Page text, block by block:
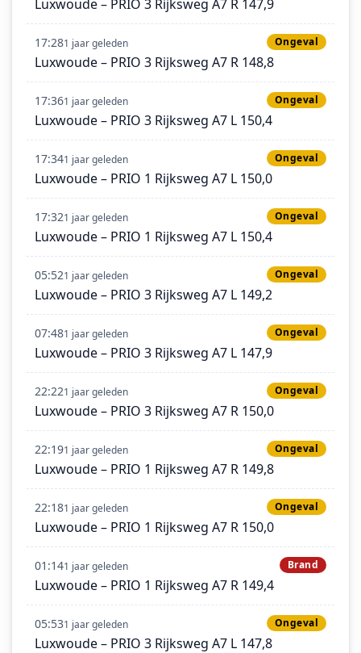
Luxwoude – PRIO 3 Rijksweg A7 R 147,9
17:281 jaar geleden Ongeval
Luxwoude – PRIO 3 Rijksweg A7 R 148,8
17:361 jaar geleden Ongeval
Luxwoude – PRIO 3 Rijksweg A7 L 150,4
17:341 jaar geleden Ongeval
Luxwoude – PRIO 1 Rijksweg A7 L 150,0
17:321 jaar geleden Ongeval
Luxwoude – PRIO 1 Rijksweg A7 L 150,4
05:521 jaar geleden Ongeval
Luxwoude – PRIO 3 Rijksweg A7 L 149,2
07:481 jaar geleden Ongeval
Luxwoude – PRIO 3 Rijksweg A7 L 147,9
22:221 jaar geleden Ongeval
Luxwoude – PRIO 3 Rijksweg A7 R 150,0
22:191 jaar geleden Ongeval
Luxwoude – PRIO 1 Rijksweg A7 R 149,8
22:181 jaar geleden Ongeval
Luxwoude – PRIO 1 Rijksweg A7 R 150,0
01:141 jaar geleden Brand
Luxwoude – PRIO 1 Rijksweg A7 R 149,4
05:531 jaar geleden Ongeval
Luxwoude – PRIO 3 Rijksweg A7 L 147,8